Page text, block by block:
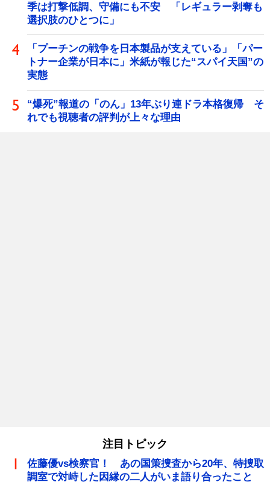
季は打撃低調、守備にも不安 「レギュラー剥奪も
選択肢のひとつに」
「プーチンの戦争を日本製品が支えている」「パー
トナー企業が日本に」米紙が報じた“スパイ天国”の
実態
“爆死”報道の「のん」13年ぶり連ドラ本格復帰 そ
れでも視聴者の評判が上々な理由
注目トピック
佐藤優vs検察官！ あの国策捜査から20年、特捜取
調室で対峙した因縁の二人がいま語り合ったこと